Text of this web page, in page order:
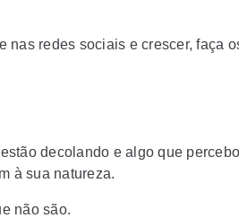
nas redes sociais e crescer, faça
decolando e algo que percebo
à sua natureza.
não são.